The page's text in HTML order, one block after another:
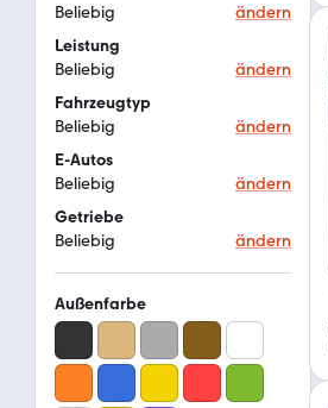
Beliebig
ändern
Leistung
Beliebig
ändern
Fahrzeugtyp
Beliebig
ändern
E-Autos
Beliebig
ändern
Getriebe
Beliebig
ändern
Außenfarbe